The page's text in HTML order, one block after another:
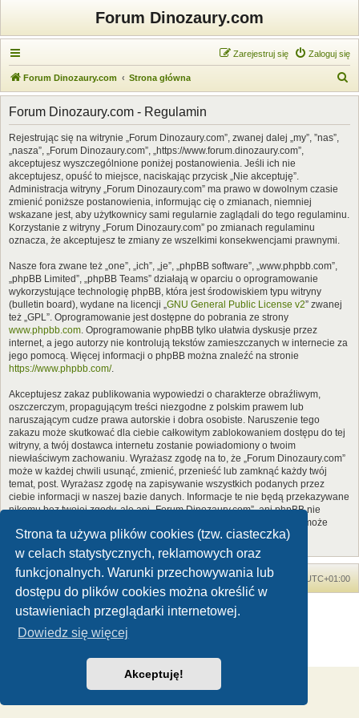
Strona ta używa plików cookies (tzw. ciasteczka)
w celach statystycznych, reklamowych oraz
funkcjonalnych. Warunki przechowywania lub
dostępu do plików cookies można określić w
ustawieniach przeglądarki internetowej.
Dowiedz się więcej
Akceptuję!
Forum Dinozaury.com
Zaloguj się
Zarejestruj się
Forum Dinozaury.com Strona główna
z
Forum Dinozaury.com - Regulamin
Rejestrując się na witrynie „Forum Dinozaury.com”, zwanej dalej „my”, ”nas”,
„nasza”, „Forum Dinozaury.com”, „https://www.forum.dinozaury.com”,
akceptujesz wyszczególnione poniżej postanowienia. Jeśli ich nie
akceptujesz, opuść to miejsce, naciskając przycisk „Nie akceptuję”.
Administracja witryny „Forum Dinozaury.com” ma prawo w dowolnym czasie
zmienić poniższe postanowienia, informując cię o zmianach, niemniej
wskazane jest, aby użytkownicy sami regularnie zaglądali do tego regulaminu.
Korzystanie z witryny „Forum Dinozaury.com” po zmianach regulaminu
oznacza, że akceptujesz te zmiany ze wszelkimi konsekwencjami prawnymi.
Nasze fora zwane też „one”, „ich”, „je”, „phpBB software”, „www.phpbb.com”,
„phpBB Limited”, „phpBB Teams” działają w oparciu o oprogramowanie
wykorzystujące technologię phpBB, która jest środowiskiem typu witryny
(bulletin board), wydane na licencji „GNU General Public License v2” zwanej
też „GPL”. Oprogramowanie jest dostępne do pobrania ze strony
www.phpbb.com. Oprogramowanie phpBB tylko ułatwia dyskusje przez
internet, a jego autorzy nie kontrolują tekstów zamieszczanych w internecie za
jego pomocą. Więcej informacji o phpBB można znaleźć na stronie
https://www.phpbb.com/.
Akceptujesz zakaz publikowania wypowiedzi o charakterze obraźliwym,
oszczerczym, propagującym treści niezgodne z polskim prawem lub
naruszającym cudze prawa autorskie i dobra osobiste. Naruszenie tego
zakazu może skutkować dla ciebie całkowitym zablokowaniem dostępu do tej
witryny, a twój dostawca internetu zostanie powiadomiony o twoim
niewłaściwym zachowaniu. Wyrażasz zgodę na to, że „Forum Dinozaury.com”
może w każdej chwili usunąć, zmienić, przenieść lub zamknąć każdy twój
temat, post. Wyrażasz zgodę na zapisywanie wszystkich podanych przez
ciebie informacji w naszej bazie danych. Informacje te nie będą przekazywane
nikomu bez twojej zgody, ale ani „Forum Dinozaury.com”, ani phpBB nie
ponosi odpowiedzialności za włamania do witryny, podczas których może
dojść do kradzieży danych.
Forum Dinozaury.com Strona główna Strefa czasowa UTC+01:00
Dinozaury.com© 2006-2020
Polski pakiet językowy dostarcza